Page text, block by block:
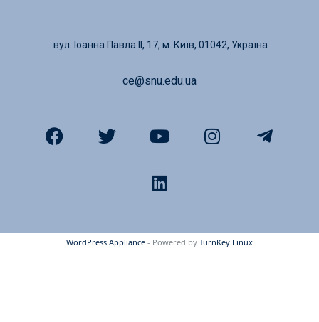
вул. Іоанна Павла ІІ, 17, м. Київ, 01042, Україна
ce@snu.edu.ua
WordPress Appliance - Powered by TurnKey Linux